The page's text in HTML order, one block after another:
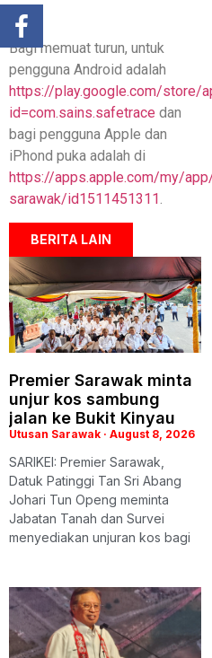
Sim.
Bagi memuat turun, untuk
pengguna Android adalah
https://play.google.com/store/
id=com.sains.safetrace dan
bagi pengguna Apple dan
iPhond puka adalah di
https://apps.apple.com/my/
sarawak/id1511451311.
BERITA LAIN
Premier Sarawak minta
unjur kos sambung
jalan ke Bukit Kinyau
Utusan Sarawak August 8, 2026
SARIKEI: Premier Sarawak,
Datuk Patinggi Tan Sri Abang
Johari Tun Openg meminta
Jabatan Tanah dan Survei
menyediakan unjuran kos bagi